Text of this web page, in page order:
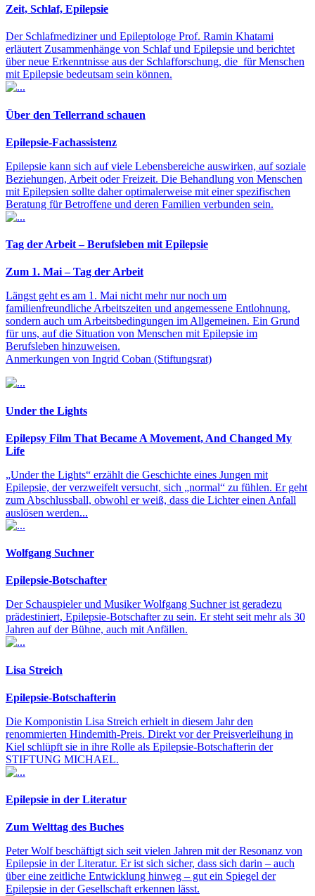
Zeit, Schlaf, Epilepsie
Der Schlafmediziner und Epileptologe Prof. Ramin Khatami
erläutert Zusammenhänge von Schlaf und Epilepsie und berichtet
über neue Erkenntnisse aus der Schlafforschung, die für Menschen
mit Epilepsie bedeutsam sein können.
Über den Tellerrand schauen
Epilepsie-Fachassistenz
Epilepsie kann sich auf viele Lebensbereiche auswirken, auf soziale
Beziehungen, Arbeit oder Freizeit. Die Behandlung von Menschen
mit Epilepsien sollte daher optimalerweise mit einer spezifischen
Beratung für Betroffene und deren Familien verbunden sein.
Tag der Arbeit – Berufsleben mit Epilepsie
Zum 1. Mai – Tag der Arbeit
Längst geht es am 1. Mai nicht mehr nur noch um
familienfreundliche Arbeitszeiten und angemessene Entlohnung,
sondern auch um Arbeitsbedingungen im Allgemeinen. Ein Grund
für uns, auf die Situation von Menschen mit Epilepsie im
Berufsleben hinzuweisen.
Anmerkungen von Ingrid Coban (Stiftungsrat)
Under the Lights
Epilepsy Film That Became A Movement, And Changed My
Life
„Under the Lights“ erzählt die Geschichte eines Jungen mit
Epilepsie, der verzweifelt versucht, sich „normal“ zu fühlen. Er geht
zum Abschlussball, obwohl er weiß, dass die Lichter einen Anfall
auslösen werden...
Wolfgang Suchner
Epilepsie-Botschafter
Der Schauspieler und Musiker Wolfgang Suchner ist geradezu
prädestiniert, Epilepsie-Botschafter zu sein. Er steht seit mehr als 30
Jahren auf der Bühne, auch mit Anfällen.
Lisa Streich
Epilepsie-Botschafterin
Die Komponistin Lisa Streich erhielt in diesem Jahr den
renommierten Hindemith-Preis. Direkt vor der Preisverleihung in
Kiel schlüpft sie in ihre Rolle als Epilepsie-Botschafterin der
STIFTUNG MICHAEL.
Epilepsie in der Literatur
Zum Welttag des Buches
Peter Wolf beschäftigt sich seit vielen Jahren mit der Resonanz von
Epilepsie in der Literatur. Er ist sich sicher, dass sich darin – auch
über eine zeitliche Entwicklung hinweg – gut ein Spiegel der
Epilepsie in der Gesellschaft erkennen lässt.